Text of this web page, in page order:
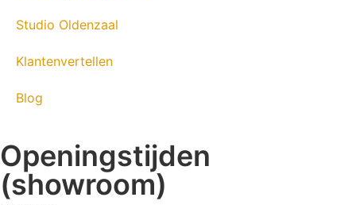
Studio Oldenzaal
Klantenvertellen
Blog
Openingstijden
(showroom)